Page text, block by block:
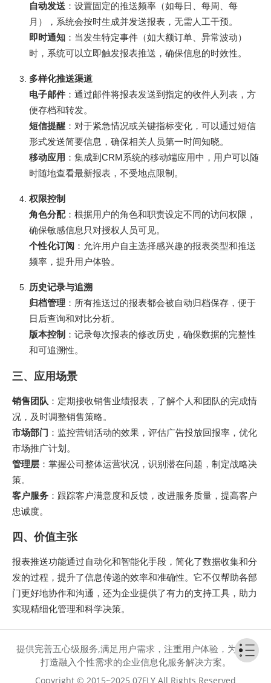
自动发送 ：设置固定的推送频率（如每日、每周、每
月），系统会按时生成并发送报表，无需人工干预。
即时通知 ：当发生特定事件（如大额订单、异常波动）
时，系统可以立即触发报表推送，确保信息的时效性。
多样化推送渠道
电子邮件 ：通过邮件将报表发送到指定的收件人列表，方
便存档和转发。
短信提醒 ：对于紧急情况或关键指标变化，可以通过短信
形式发送简要信息，确保相关人员第一时间知晓。
移动应用 ：集成到CRM系统的移动端应用中，用户可以随
时随地查看最新报表，不受地点限制。
权限控制
角色分配：根据用户的角色和职责设定不同的访问权限，
确保敏感信息只对授权人员可见。
个性化订阅 ：允许用户自主选择感兴趣的报表类型和推送
频率，提升用户体验。
历史记录与追溯
归档管理 ：所有推送过的报表都会被自动归档保存，便于
日后查询和对比分析。
版本控制 ：记录每次报表的修改历史，确保数据的完整性
和可追溯性。
三、应用场景
销售团队 ：定期接收销售业绩报表，了解个人和团队的完成情
况，及时调整销售策略。
市场部门 ：监控营销活动的效果，评估广告投放回报率，优化
市场推广计划。
管理层 ：掌握公司整体运营状况，识别潜在问题，制定战略决
策。
客户服务 ：跟踪客户满意度和反馈，改进服务质量，提高客户
忠诚度。
四、价值主张
报表推送功能通过自动化和智能化手段，简化了数据收集和分
发的过程，提升了信息传递的效率和准确性。它不仅帮助各部
门更好地协作和沟通，还为企业提供了有力的支持工具，助力
实现精细化管理和科学决策。
提供完善五心级服务,满足用户需求，注重用户体验，为客户
打造融入个性需求的企业信息化服务解决方案。
Copyright © 2015~2025 07FLY All Rights Reserved